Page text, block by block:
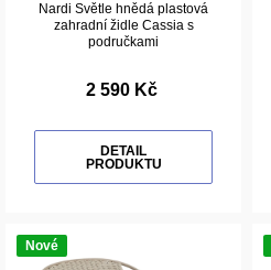
Nardi Světle hnědá plastová
zahradní židle Cassia s
područkami
2 590 Kč
DETAIL
PRODUKTU
Nové